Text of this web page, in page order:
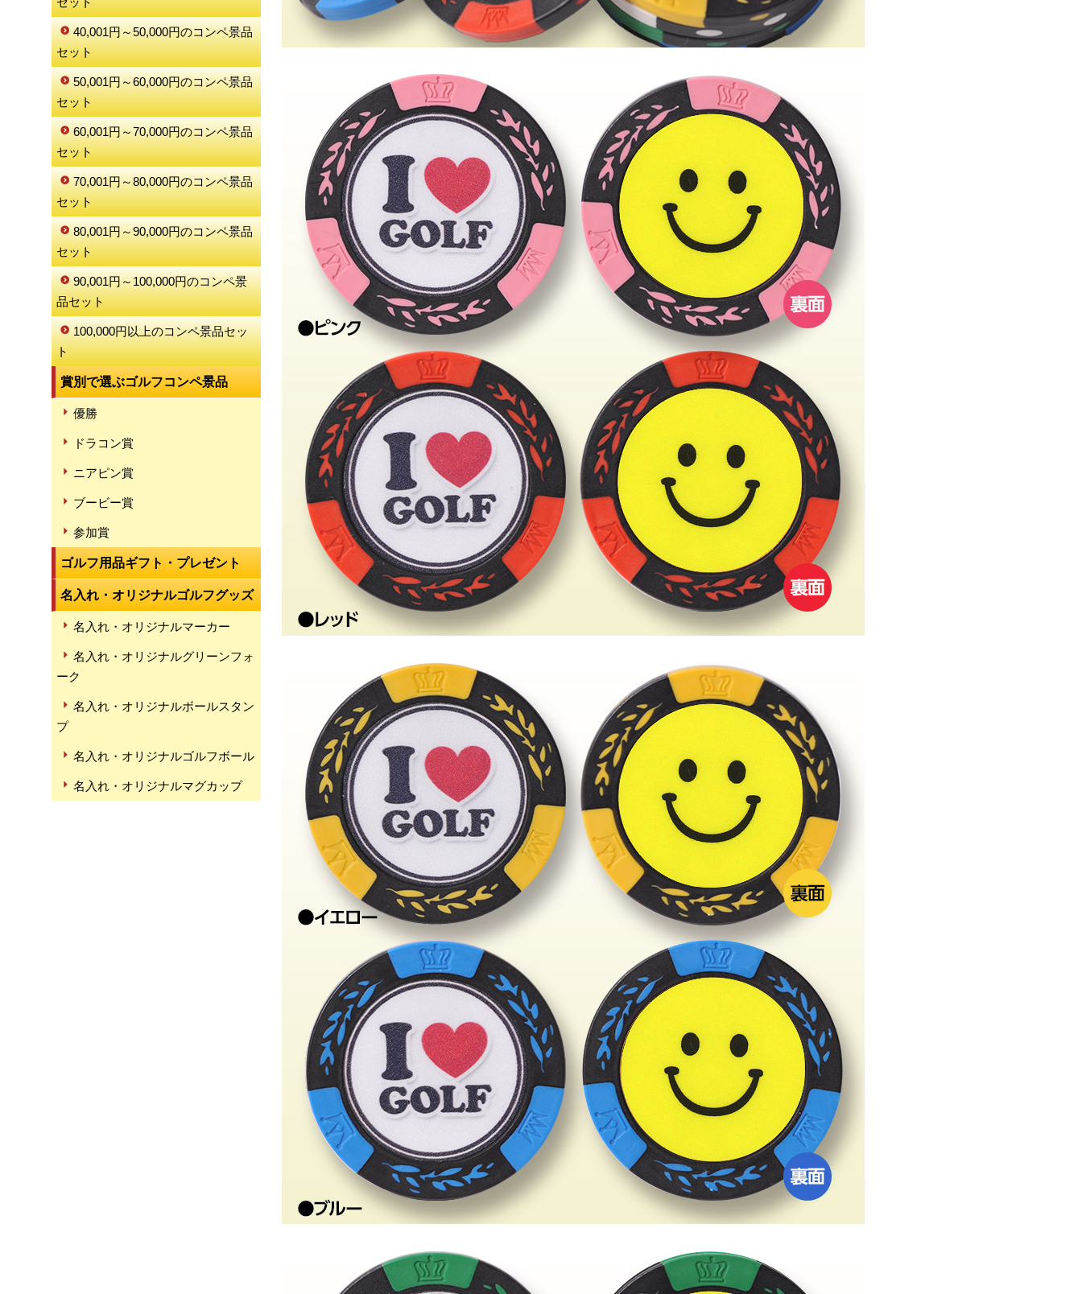
40,001円～50,000円のコンペ景品
セット
50,001円～60,000円のコンペ景品
セット
60,001円～70,000円のコンペ景品
セット
70,001円～80,000円のコンペ景品
セット
80,001円～90,000円のコンペ景品
セット
90,001円～100,000円のコンペ景
品セット
100,000円以上のコンペ景品セッ
ト
賞別で選ぶゴルフコンペ景品
優勝
ドラコン賞
ニアピン賞
ブービー賞
参加賞
ゴルフ用品ギフト・プレゼント
名入れ・オリジナルゴルフグッズ
名入れ・オリジナルマーカー
名入れ・オリジナルグリーンフォ
ーク
名入れ・オリジナルボールスタン
プ
名入れ・オリジナルゴルフボール
名入れ・オリジナルマグカップ